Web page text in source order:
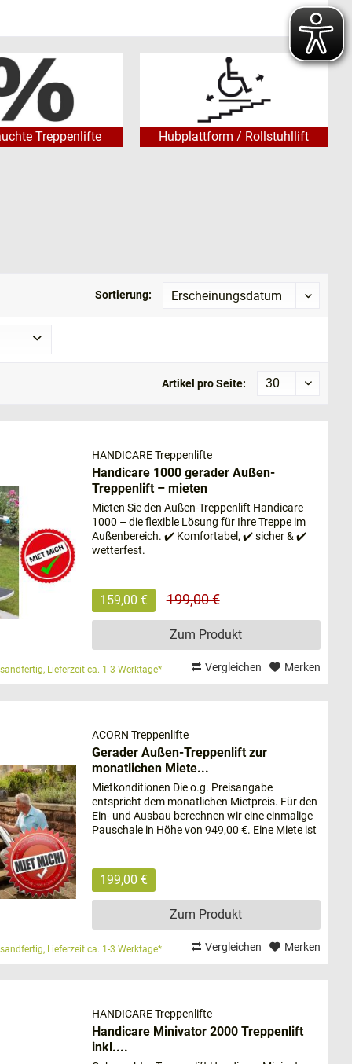
Hausbesuch. Es ist mit den heutigen
€ als
vorausgesetzt.
Treppenlift sorgt schließlich dafür, dass Sie
Lösung. Bei einem Produkt wie
Das schließt nicht nur die Beratung in
mit ein.
und
Das
Treppenlifte Hubplattform / Rollstuhllift
Sortierung:
Artikel pro Seite:
HANDICARE Treppenlifte
Handicare 1000 gerader Außen-
Treppenlift – mieten
Mieten Sie den Außen-Treppenlift Handicare
1000 – die flexible Lösung für Ihre Treppe im
Außenbereich. ✔️ Komfortabel, ✔️ sicher & ✔️
wetterfest.
159,00 € 199,00 €
Lieferzeit ca. 1-3 Werktage*
Zum Produkt
Vergleichen Merken
ACORN Treppenlifte
Gerader Außen-Treppenlift zur
monatlichen Miete...
Mietkonditionen Die o.g. Preisangabe
entspricht dem monatlichen Mietpreis. Für den
Ein- und Ausbau berechnen wir eine einmalige
Pauschale in Höhe von 949,00 €. Eine Miete ist
199,00 €
Lieferzeit ca. 1-3 Werktage*
Zum Produkt
Vergleichen Merken
HANDICARE Treppenlifte
Handicare Minivator 2000 Treppenlift
inkl....